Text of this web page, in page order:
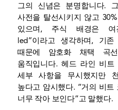
그의 신념은 분명합니다.
사전을 탈선시키지 않고
있으며, 주식 배경은 여
led”이라고 생각하며, 기
때문에 암호화 채택 곡
움직입니다. 헤드 라인 비
세부 사항을 무시했지만
높다고 암시했다. “거의 비트
너무 작아 보인다”고 말했다.